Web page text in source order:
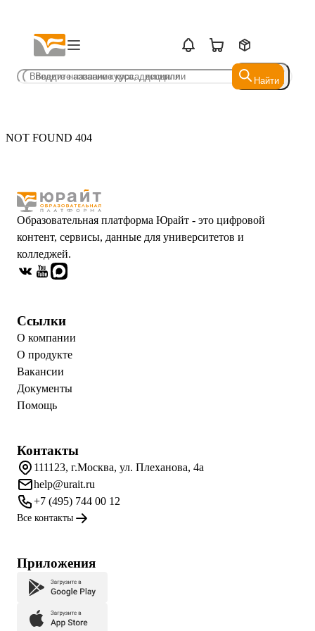
Найти
Найти
NOT FOUND 404
Образовательная платформа Юрайт - это цифровой
контент, сервисы, данные для университетов и
колледжей.
Ссылки
О компании
О продукте
Вакансии
Документы
Помощь
Контакты
111123, г.Москва, ул. Плеханова, 4а
help@urait.ru
+7 (495) 744 00 12
Все контакты
Приложения